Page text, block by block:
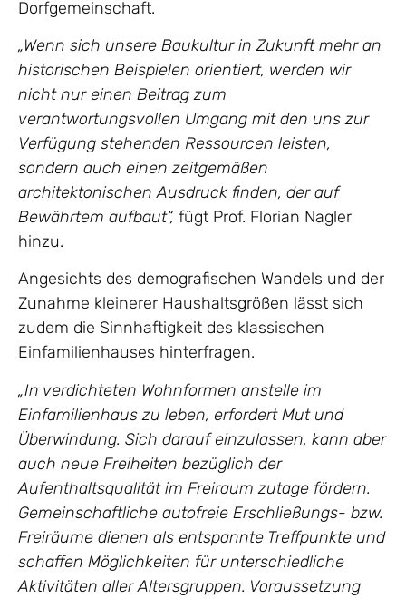
Dorfgemeinschaft.
„Wenn sich unsere Baukultur in Zukunft mehr an
historischen Beispielen orientiert, werden wir
nicht nur einen Beitrag zum
verantwortungsvollen Umgang mit den uns zur
Verfügung stehenden Ressourcen leisten,
sondern auch einen zeitgemäßen
architektonischen Ausdruck finden, der auf
Bewährtem aufbaut“, fügt Prof. Florian Nagler
hinzu.
Angesichts des demografischen Wandels und der
Zunahme kleinerer Haushaltsgrößen lässt sich
zudem die Sinnhaftigkeit des klassischen
Einfamilienhauses hinterfragen.
„In verdichteten Wohnformen anstelle im
Einfamilienhaus zu leben, erfordert Mut und
Überwindung. Sich darauf einzulassen, kann aber
auch neue Freiheiten bezüglich der
Aufenthaltsqualität im Freiraum zutage fördern.
Gemeinschaftliche autofreie Erschließungs- bzw.
Freiräume dienen als entspannte Treffpunkte und
schaffen Möglichkeiten für unterschiedliche
Aktivitäten aller Altersgruppen. Voraussetzung